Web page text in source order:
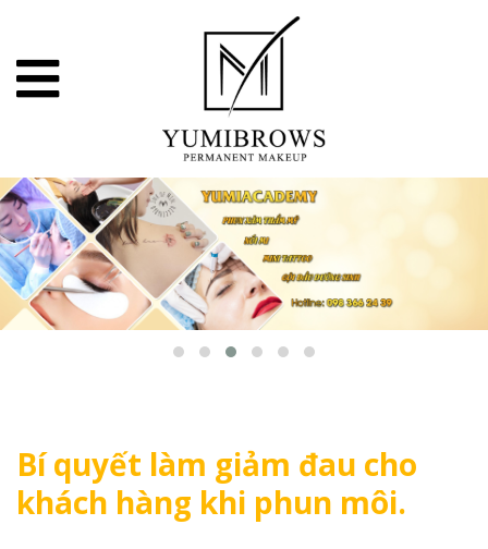
Bí quyết làm giảm đau cho
khách hàng khi phun môi.